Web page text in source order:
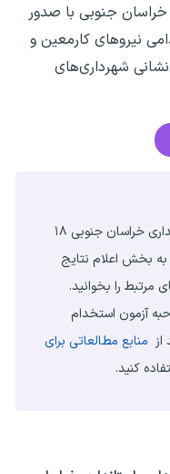
خراسان جنوبی با صدور
نیروهای کارمعین و
شهرداری‌های
نتایج نهایی آزمون استخدام استانداری خراسان جنوبی ۱۸
به بخش اعلام نتایج
مرتبط را بخوانید.
آزمون استخدام
منابع مطالعاتی برای
کنید.